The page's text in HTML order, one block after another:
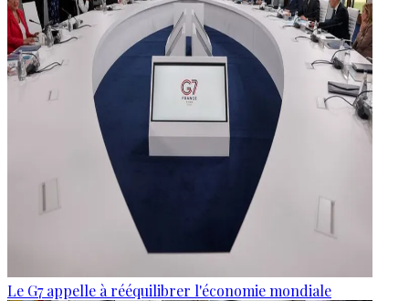
Le G7 appelle à rééquilibrer l'économie mondiale